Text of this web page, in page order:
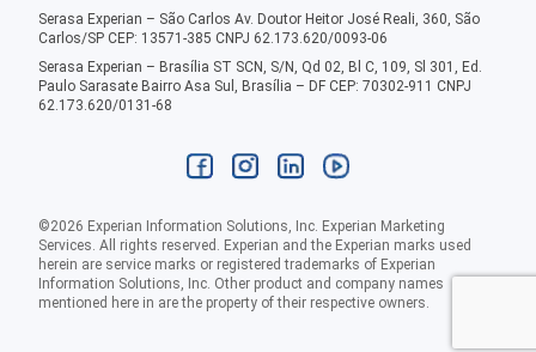
Serasa Experian – São Carlos Av. Doutor Heitor José Reali, 360, São
Carlos/SP CEP: 13571-385 CNPJ 62.173.620/0093-06
Serasa Experian – Brasília ST SCN, S/N, Qd 02, Bl C, 109, Sl 301, Ed.
Paulo Sarasate Bairro Asa Sul, Brasília – DF CEP: 70302-911 CNPJ
62.173.620/0131-68
©2026 Experian Information Solutions, Inc. Experian Marketing
Services. All rights reserved. Experian and the Experian marks used
herein are service marks or registered trademarks of Experian
Information Solutions, Inc. Other product and company names
mentioned here in are the property of their respective owners.